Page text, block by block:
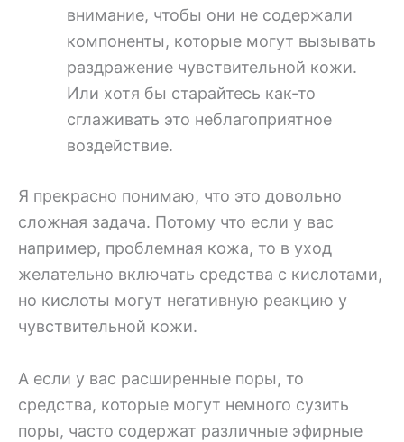
внимание, чтобы они не содержали
компоненты, которые могут вызывать
раздражение чувствительной кожи.
Или хотя бы старайтесь как-то
сглаживать это неблагоприятное
воздействие.
Я прекрасно понимаю, что это довольно
сложная задача. Потому что если у вас
например, проблемная кожа, то в уход
желательно включать средства с кислотами,
но кислоты могут негативную реакцию у
чувствительной кожи.
А если у вас расширенные поры, то
средства, которые могут немного сузить
поры, часто содержат различные эфирные